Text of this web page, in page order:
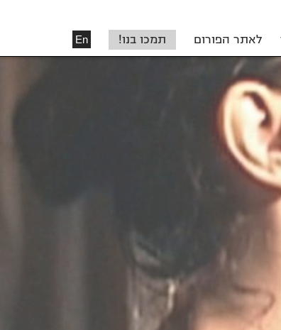
לאתר הפורום תמכו בנו! En